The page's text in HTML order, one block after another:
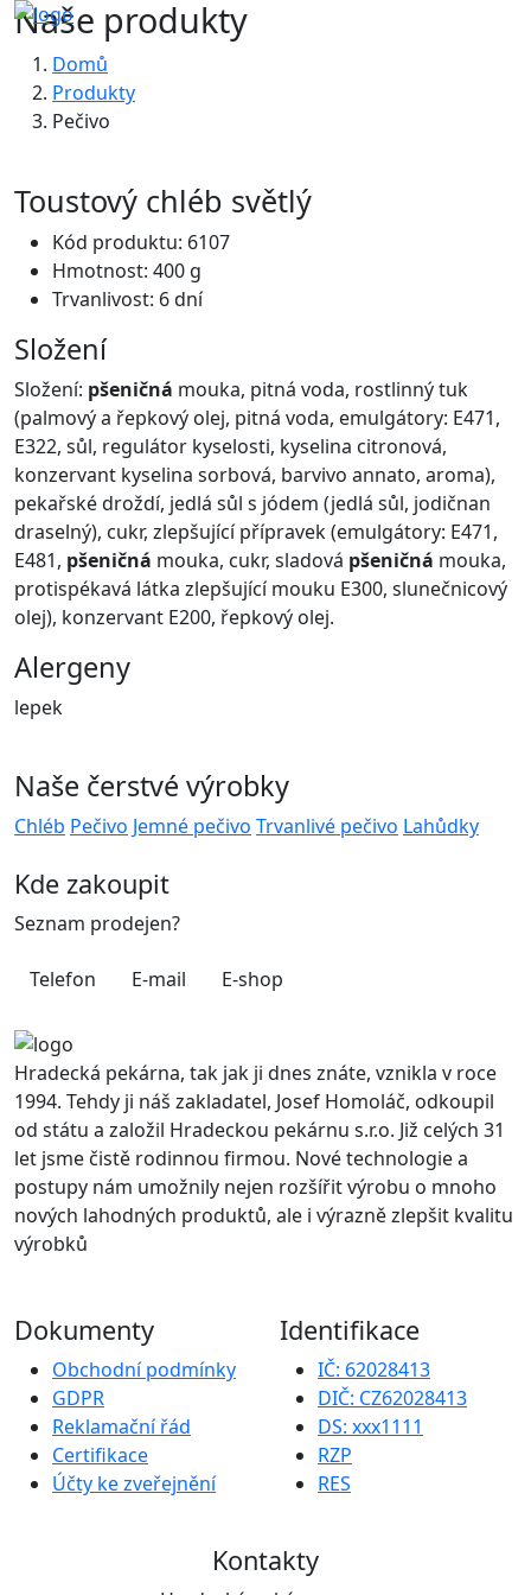
Naše produkty
Domů
Produkty
Pečivo
Toustový chléb světlý
Kód produktu: 6107
Hmotnost: 400 g
Trvanlivost: 6 dní
Složení
Složení: pšeničná mouka, pitná voda, rostlinný tuk
(palmový a řepkový olej, pitná voda, emulgátory: E471,
E322, sůl, regulátor kyselosti, kyselina citronová,
konzervant kyselina sorbová, barvivo annato, aroma),
pekařské droždí, jedlá sůl s jódem (jedlá sůl, jodičnan
draselný), cukr, zlepšující přípravek (emulgátory: E471,
E481, pšeničná mouka, cukr, sladová pšeničná mouka,
protispékavá látka zlepšující mouku E300, slunečnicový
olej), konzervant E200, řepkový olej.
Alergeny
lepek
Naše čerstvé výrobky
Chléb Pečivo Jemné pečivo Trvanlivé pečivo Lahůdky
Kde zakoupit
Seznam prodejen?
Telefon E-mail E-shop
Hradecká pekárna, tak jak ji dnes znáte, vznikla v roce
1994. Tehdy ji náš zakladatel, Josef Homoláč, odkoupil
od státu a založil Hradeckou pekárnu s.r.o. Již celých 31
let jsme čistě rodinnou firmou. Nové technologie a
postupy nám umožnily nejen rozšířit výrobu o mnoho
nových lahodných produktů, ale i výrazně zlepšit kvalitu
výrobků
Dokumenty
Obchodní podmínky
GDPR
Reklamační řád
Certifikace
Účty ke zveřejnění
Identifikace
IČ: 62028413
DIČ: CZ62028413
DS: xxx1111
RZP
RES
Kontakty